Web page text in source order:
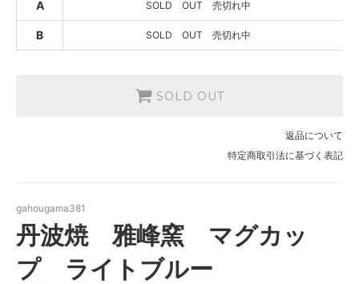
A
SOLD OUT 売切れ中
B SOLD OUT 売切れ中
SOLD OUT
返品について
特定商取引法に基づく表記
gahougama381
丹波焼 雅峰窯 マグカッ
プ ライトブルー